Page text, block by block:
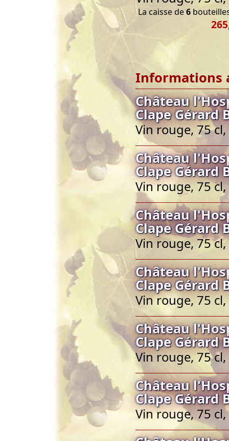
La caisse de6
Informations
Château
Clape Gérard
Vin rouge, 75
Château
Clape Gérard
Vin rouge, 75
Château
Clape Gérard
Vin rouge, 75
Château
Clape Gérard
Vin rouge, 75
Château
Clape Gérard
Vin rouge, 75
Château
Clape Gérard
Vin rouge, 75